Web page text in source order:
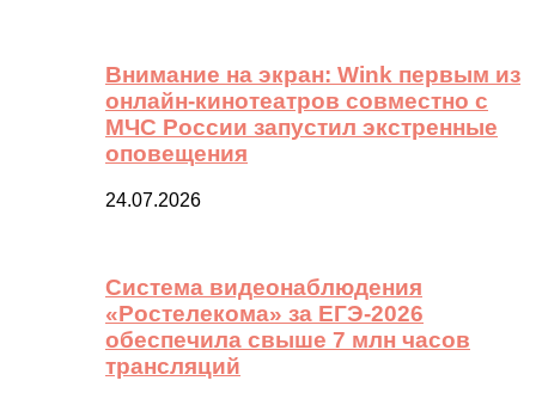
Внимание на экран: Wink первым из
онлайн-кинотеатров совместно с
МЧС России запустил экстренные
оповещения
24.07.2026
Система видеонаблюдения
«Ростелекома» за ЕГЭ-2026
обеспечила свыше 7 млн часов
трансляций